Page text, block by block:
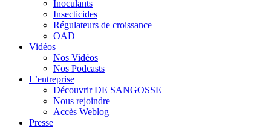
Inoculants
Insecticides
Régulateurs de croissance
OAD
Vidéos
Nos Vidéos
Nos Podcasts
L’entreprise
Découvrir DE SANGOSSE
Nous rejoindre
Accès Weblog
Presse